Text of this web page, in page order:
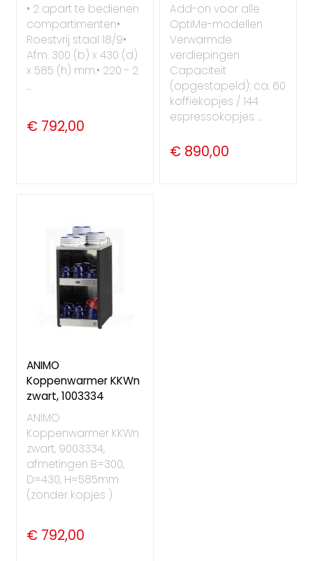
• 2 apart te bedienen
compartimenten•
Roestvrij staal 18/9•
Afm. 300 (b) x 430 (d)
x 585 (h) mm.• 220 - 2
...
€ 792,00
Add-on voor alle
OptiMe-modellen
Verwarmde
verdiepingen
Capaciteit
(opgestapeld): ca. 60
koffiekopjes / 144
espressokopjes ...
€ 890,00
ANIMO
Koppenwarmer KKWn
zwart, 1003334
ANIMO
Koppenwarmer KKWn
zwart, 9003334,
afmetingen B=300,
D=430, H=585mm
(zonder kopjes )
€ 792,00